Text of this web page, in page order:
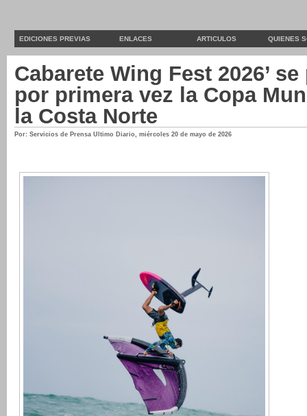
EDICIONES PREVIAS ENLACES ARTICULOS QUIENES
Cabarete Wing Fest 2026’
por primera vez la Copa
la Costa Norte
Por: Servicios de Prensa Ultimo Diario, miércoles 20 de mayo de 2026